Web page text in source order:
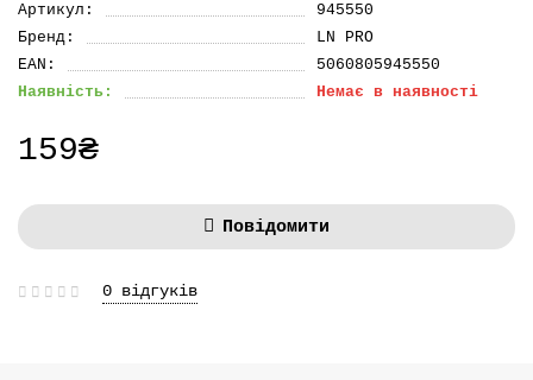
Артикул:
945550
Бренд:
LN PRO
EAN:
5060805945550
Наявність:
Немає в наявності
159₴
Повідомити
0 відгуків